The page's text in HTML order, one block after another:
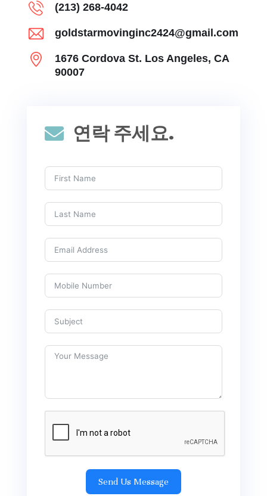
 연락 주세요.
Send Us Message
(213) 268-4042
goldstarmovinginc2424@gmail.com
1676 Cordova St. Los Angeles, CA
90007